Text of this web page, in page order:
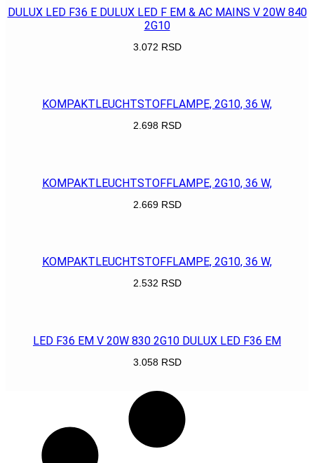
DULUX LED F36 E DULUX LED F EM & AC MAINS V 20W 840
2G10
3.072 RSD
KOMPAKTLEUCHTSTOFFLAMPE, 2G10, 36 W,
2.698 RSD
KOMPAKTLEUCHTSTOFFLAMPE, 2G10, 36 W,
2.669 RSD
KOMPAKTLEUCHTSTOFFLAMPE, 2G10, 36 W,
2.532 RSD
LED F36 EM V 20W 830 2G10 DULUX LED F36 EM
3.058 RSD